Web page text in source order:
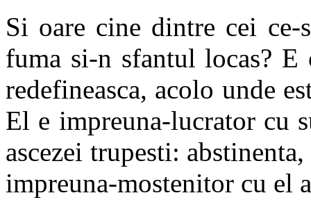
Si oare cine dintre cei
fuma si-n sfantul locas? E
redefineasca, acolo unde
El e impreuna-lucrator cu
ascezei trupesti:
impreuna-mostenitor cu el